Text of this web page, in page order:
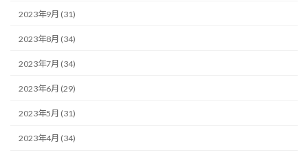
2023年9月 (31)
2023年8月 (34)
2023年7月 (34)
2023年6月 (29)
2023年5月 (31)
2023年4月 (34)